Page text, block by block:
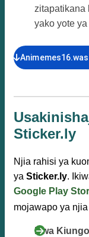
zitapatikana
yako yote
Sticker.ly
Njia rahisi ya
ya Sticker.ly.
Google Play
mojawapo ya
Kwa